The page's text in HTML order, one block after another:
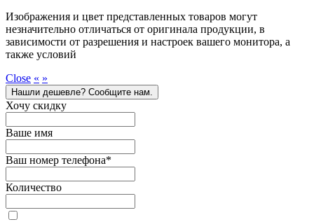
Изображения и цвет представленных товаров могут
незначительно отличаться от оригинала продукции, в
зависимости от разрешения и настроек вашего монитора, а
также условий
Close « »
Нашли дешевле? Сообщите нам.
Хочу скидку
Ваше имя
Ваш номер телефона*
Количество